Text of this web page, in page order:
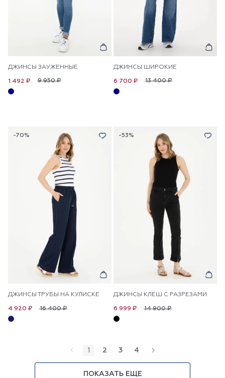
ДЖИНСЫ ЗАУЖЕННЫЕ
9 950 ₽
1 492 ₽
ДЖИНСЫ ШИРОКИЕ
13 400 ₽
6 700 ₽
-70%
ДЖИНСЫ ТРУБЫ НА КУЛИСКЕ
16 400 ₽
4 920 ₽
-53%
ДЖИНСЫ КЛЕШ С РАЗРЕЗАМИ
14 900 ₽
6 999 ₽
1 2 3 4
ПОКАЗАТЬ ЕЩЕ